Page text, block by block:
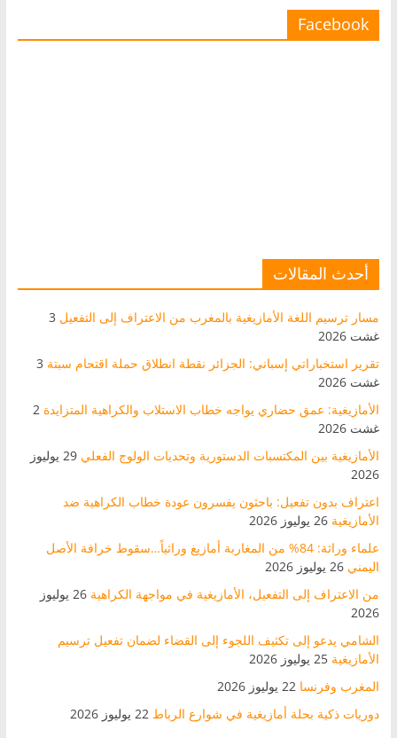
Facebook
أحدث المقالات
مسار ترسيم اللغة الأمازيغية بالمغرب من الاعتراف إلى التفعيل 3
غشت 2026
تقرير استخباراتي إسباني: الجزائر نقطة انطلاق حملة اقتحام سبتة 3
غشت 2026
الأمازيغية: عمق حضاري يواجه خطاب الاستلاب والكراهية المتزايدة 2
غشت 2026
الأمازيغية بين المكتسبات الدستورية وتحديات الولوج الفعلي
29 يوليوز
2026
اعتراف بدون تفعيل: باحثون يفسرون عودة خطاب الكراهية ضد
الأمازيغية 26 يوليوز 2026
علماء وراثة: 84% من المغاربة أمازيغ وراثياً…سقوط خرافة الأصل
اليمني 26 يوليوز 2026
من الاعتراف إلى التفعيل، الأمازيغية في مواجهة الكراهية
26 يوليوز
2026
الشامي يدعو إلى تكثيف اللجوء إلى القضاء لضمان تفعيل ترسيم
الأمازيغية 25 يوليوز 2026
المغرب وفرنسا 22 يوليوز 2026
دوريات ذكية بحلة أمازيغية في شوارع الرباط 22 يوليوز 2026